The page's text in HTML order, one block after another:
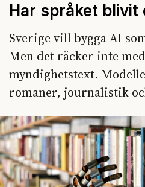
Har språket blivit
Sverige vill bygga AI
Men det räcker inte
myndighetstext.
romaner, journalistik